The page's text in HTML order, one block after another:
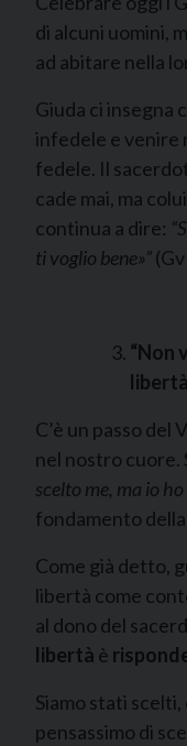
di alcuni uomini,
ad abitare nella
Giuda ci insegna
infedele e venire
fedele. Il
cade mai, ma
continua a dire:
ti voglio bene»”
“Non
C’è un passo del
nel nostro cuore.
scelto me, ma io
fondamento
Come già detto,
libertà come
al dono del
libertà è
Siamo stati
pensassimo di